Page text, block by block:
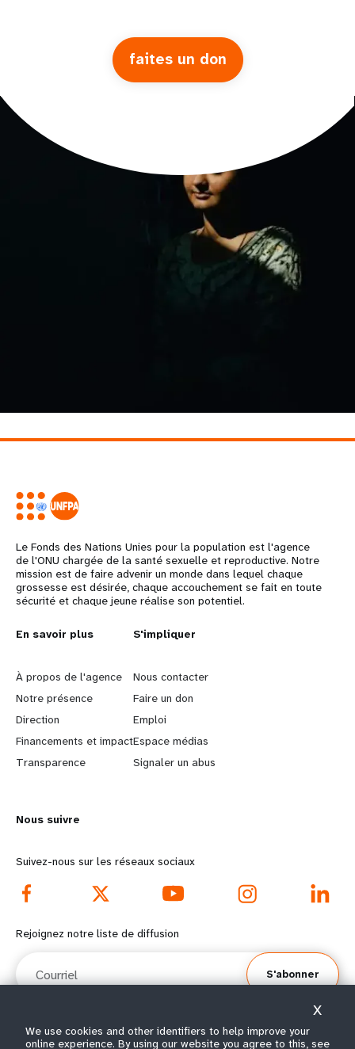
faites un don
Le Fonds des Nations Unies pour la population est l'agence
de l'ONU chargée de la santé sexuelle et reproductive. Notre
mission est de faire advenir un monde dans lequel chaque
grossesse est désirée, chaque accouchement se fait en toute
sécurité et chaque jeune réalise son potentiel.
L
e
a
r
n
o
r
e
f
o
t
En savoir plus
À propos de l'agence
Notre présence
Direction
Financements et impact
Transparence
G
o
b
e
y
d
o
t
e
S'impliquer
Nous contacter
Faire un don
Emploi
Espace médias
Signaler un abus
Nous suivre
Suivez-nous sur les réseaux sociaux
Rejoignez notre liste de diffusion
S'abonner
We use cookies and other identifiers to help improve your
online experience. By using our website you agree to this, see
X